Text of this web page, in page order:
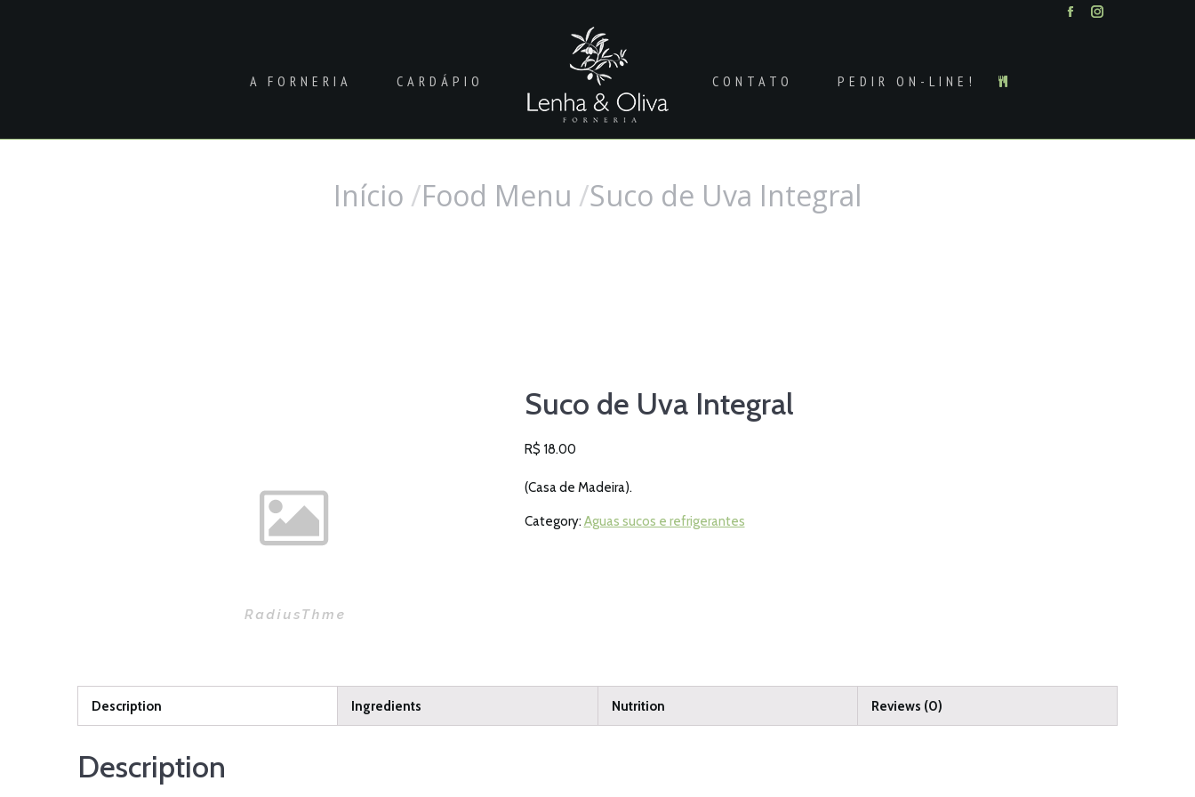
FacebookInstagram
A FORNERIA CARDÁPIO CONTATO PEDIR ON-LINE!
Início Food Menu Suco de Uva Integral
Suco de Uva Integral
R$ 18.00
(Casa de Madeira).
Category: Aguas sucos e refrigerantes
Description Ingredients Nutrition Reviews (0)
Description